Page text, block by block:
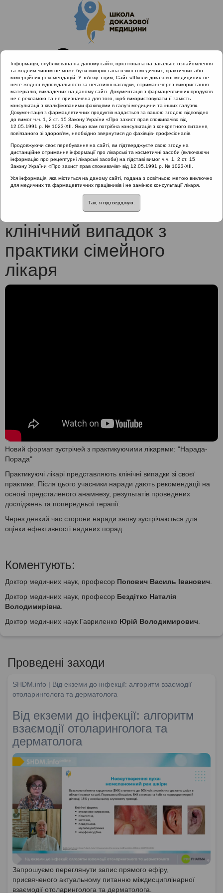
Головна
Проведені заходи
Гострі запальні захворювання ЛОР органів як
міждисциплінарна проблема
ГРС як маска Алергічного риніту: клінічний випадок з
практики сімейного лікаря
ГРС як маска
Алергічного риніту:
клінічний випадок з
практики сімейного
лікаря
Новий формат зустрічей з практикуючими лікарями: "Нарада-
Порада"
Практикуючі лікарі представляють клінічні випадки зі своєї
практики. Після цього учасники наради дають рекомендації на
основі предсталеного анамнезу, результатів проведених
досліджень та попередньої терапії.
Через деякий час сторони наради знову зустрічаються для
оцінки ефективності наданих порад.
Коментують:
Доктор медичних наук, професор Попович Василь Іванович
Доктор медичних наук, професор Бездітко Наталія
Володимирівна
Доктор медичних наук Гавриленко Юрій Володимирович
Проведені заходи
SHDM.info | Від екземи до інфекції: алгоритм взаємодії
отоларинголога та дерматолога
Від екземи до інфекції: алгоритм
взаємодії отоларинголога та
дерматолога
Запрошуємо переглянути запис прямого ефіру,
присвяченого актуальному питанню міждисциплінарної
взаємодії отоларинголога та дерматолога.
Інформація, опублікована на даному сайті, орієнтована на загальне ознайомлення
та жодним чином не може бути використана в якості медичних, практичних або
комерційних рекомендацій. У зв’язку з цим, Сайт «Школи доказової медицини» не
несе жодної відповідальності за негативні наслідки, отримані через використання
матеріалів, викладених на даному сайті. Документація з фармацевтичних продуктів
не є рекламою та не призначена для того, щоб використовувати її замість
консультації з кваліфікованими фахівцями в галузі медицини та інших галузях.
Документація з фармацевтичних продуктів надається за вашою згодою відповідно
до вимог ч.ч. 1, 2 ст. 15 Закону України «Про захист прав споживачів» від
12.05.1991 р. № 1023-XII. Якщо вам потрібна консультація з конкретного питання,
пов’язаного зі здоров’ям, необхідно звернутися до фахівців- професіоналів.
Продовжуючи своє перебування на сайті, ви підтверджуєте свою згоду на
дистанційне отримання інформації про лікарські та косметичні засоби (включаючи
інформацію про рецептурні лікарські засоби) на підставі вимог ч.ч. 1, 2 ст. 15
Закону України «Про захист прав споживачів» від 12.05.1991 р. № 1023-XII.
Уся інформація, яка міститься на даному сайті, подана з освітньою метою виключно
для медичних та фармацевтичних працівників і не замінює консультації лікаря.
Так, я підтверджую.